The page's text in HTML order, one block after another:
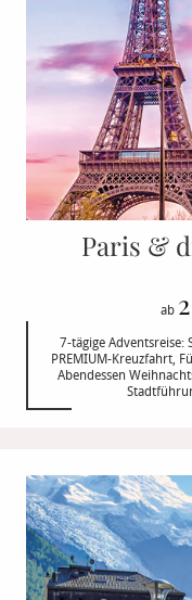
Paris &
ab
7-tägige
PREMIUM-Kreuzfahrt,
Abendessen